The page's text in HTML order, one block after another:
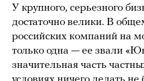
У крупного, серьезного
достаточно велики. В
российских компаний на
только одна — ее звали
значительная часть